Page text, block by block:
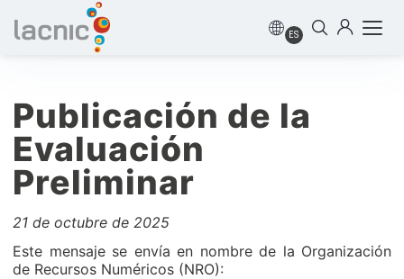
ES
Publicación de la
Evaluación
Preliminar
21 de octubre de 2025
Este mensaje se envía en nombre de la Organización
de Recursos Numéricos (NRO):